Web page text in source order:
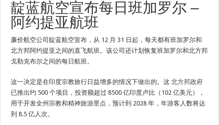
靛蓝航空宣布每日班加罗尔 –
阿约提亚航班
廉价航空公司靛蓝航空宣布，从 12 月 31 日起，每天都有班加罗尔和
北方邦阿约提亚之间的直飞航班。该公司还计划恢复班加罗尔和北方邦
戈勒克布尔之间的每日航班。
这一决定是在印度宗教旅行日益增多的情况下做出的。这北方邦政府
已推出约 500 个项目，投资额超过 8500 亿印度卢比（102 亿美元），
用于开发全州宗教和精神旅游景点，预计到 2028 年，年游客人数将达
到 8.5 亿人次。